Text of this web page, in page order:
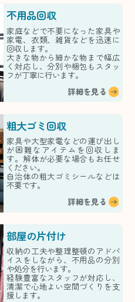
不用品回収
家庭などで不要になった家具や
家電、衣類、雑貨などを迅速に
回収します。
大きな物から細かな物まで幅広
く対応し、分別や梱包もスタッ
フが丁寧に行います。
詳細を見る
粗大ゴミ回収
家具や大型家電などの運び出し
が困難なアイテムを回収しま
す。解体が必要な場合もお任せ
ください。
自治体の粗大ゴミシールなどは
不要です。
詳細を見る
部屋の片付け
収納の工夫や整理整頓のアドバ
イスをしながら、不用品の分別
や処分を行います。
経験豊富なスタッフが対応し、
清潔で心地よい空間づくりを支
援します。